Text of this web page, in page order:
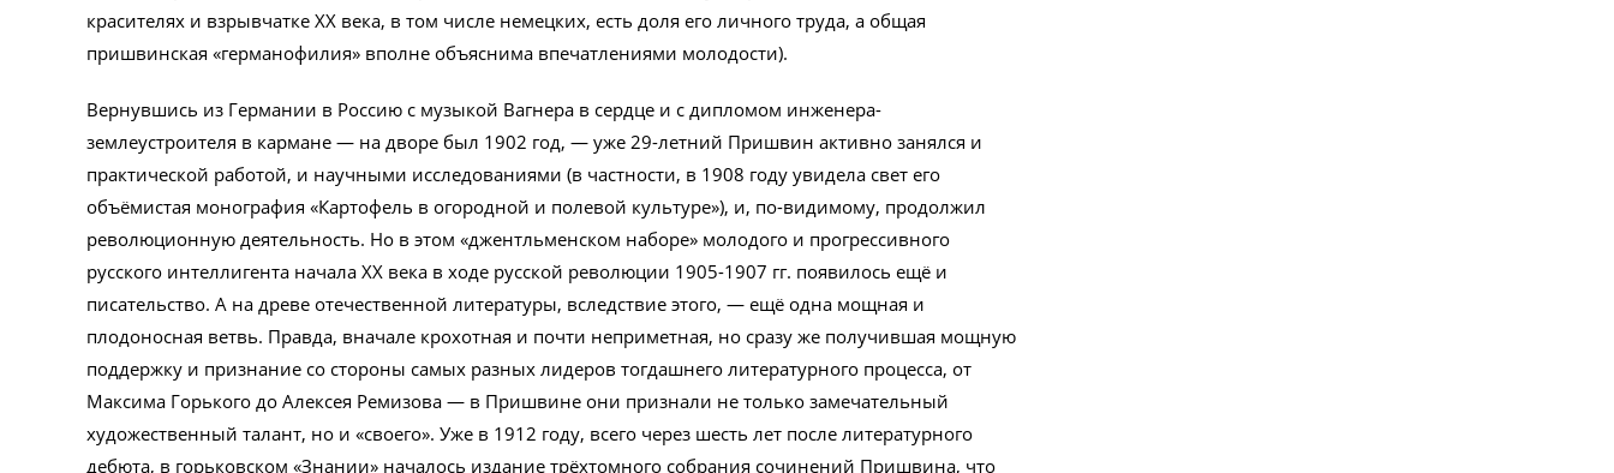
красителях и взрывчатке ХХ века, в том числе немецких, есть доля его личного труда, а общая
пришвинская «германофилия» вполне объяснима впечатлениями молодости).
Вернувшись из Германии в Россию с музыкой Вагнера в сердце и с дипломом инженера-
землеустроителя в кармане — на дворе был 1902 год, — уже 29-летний Пришвин активно занялся и
практической работой, и научными исследованиями (в частности, в 1908 году увидела свет его
объёмистая монография «Картофель в огородной и полевой культуре»), и, по-видимому, продолжил
революционную деятельность. Но в этом «джентльменском наборе» молодого и прогрессивного
русского интеллигента начала ХХ века в ходе русской революции 1905-1907 гг. появилось ещё и
писательство. А на древе отечественной литературы, вследствие этого, — ещё одна мощная и
плодоносная ветвь. Правда, вначале крохотная и почти неприметная, но сразу же получившая мощную
поддержку и признание со стороны самых разных лидеров тогдашнего литературного процесса, от
Максима Горького до Алексея Ремизова — в Пришвине они признали не только замечательный
художественный талант, но и «своего». Уже в 1912 году, всего через шесть лет после литературного
дебюта, в горьковском «Знании» началось издание трёхтомного собрания сочинений Пришвина, что